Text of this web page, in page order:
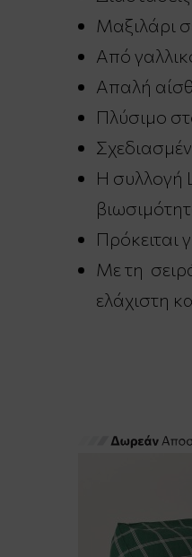
Μαξιλάρι
Από
Απαλή
Πλύσιμο
Η συλλογή
Πρόκειται
Με τη
ελάχιστη